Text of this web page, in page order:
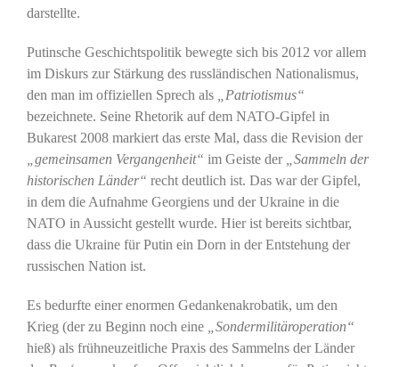
darstellte.
Putinsche Geschichtspolitik bewegte sich bis 2012 vor allem
im Diskurs zur Stärkung des russländischen Nationalismus,
den man im offiziellen Sprech als
„Patriotismus“
bezeichnete. Seine Rhetorik auf dem NATO-Gipfel in
Bukarest 2008 markiert das erste Mal, dass die Revision der
„gemeinsamen Vergangenheit“ im Geiste der
„Sammeln der
historischen Länder“ recht deutlich ist. Das war der Gipfel,
in dem die Aufnahme Georgiens und der Ukraine in die
NATO in Aussicht gestellt wurde. Hier ist bereits sichtbar,
dass die Ukraine für Putin ein Dorn in der Entstehung der
russischen Nation ist.
Es bedurfte einer enormen Gedankenakrobatik, um den
Krieg (der zu Beginn noch eine
„Sondermilitäroperation“
hieß) als frühneuzeitliche Praxis des Sammelns der Länder